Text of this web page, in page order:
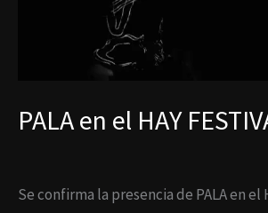
PALA en el HAY
Se confirma la presencia de PALA en el